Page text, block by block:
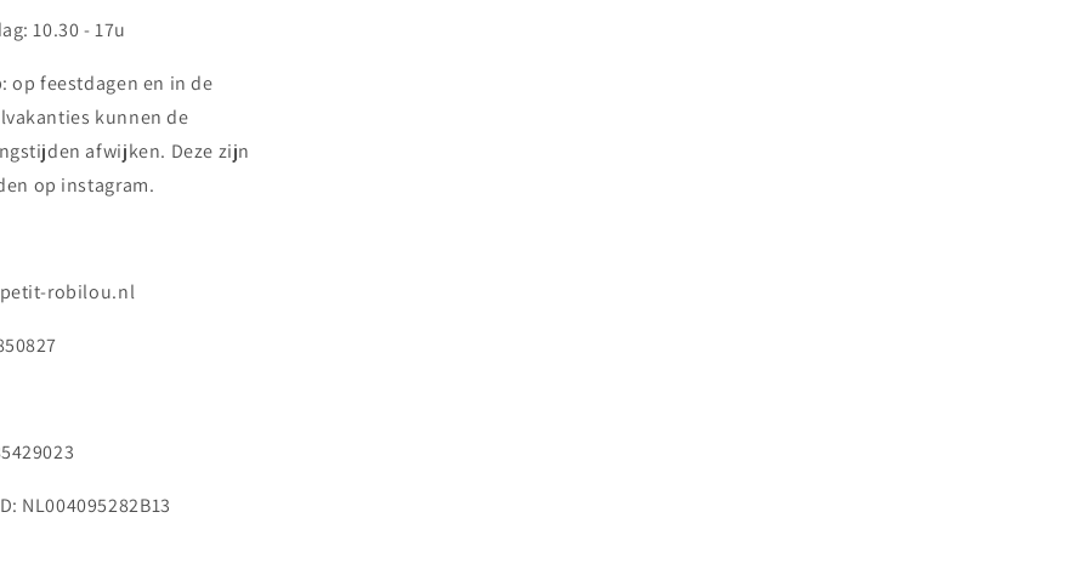
10.30 - 17u
op feestdagen en in de
kunnen de
afwijken. Deze zijn
op instagram.
robilou.nl
NL004095282B13